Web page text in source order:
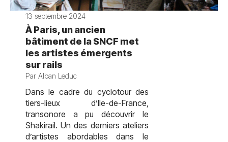
13 septembre 2024
À Paris, un ancien
bâtiment de la SNCF met
les artistes émergents
sur rails
Par Alban Leduc
Dans le cadre du cyclotour des
tiers-lieux d’Ile-de-France,
transonore a pu découvrir le
Shakirail. Un des derniers ateliers
d’artistes abordables dans le